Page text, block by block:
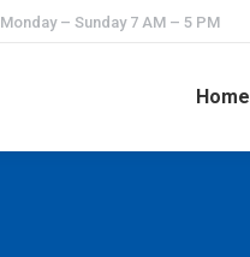
Monday – Sunday 7 AM – 5 PM
Home